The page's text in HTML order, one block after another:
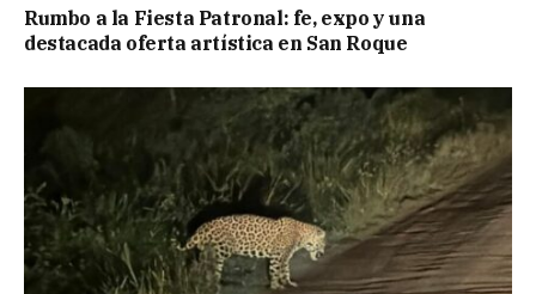
Rumbo a la Fiesta Patronal: fe, expo y una
destacada oferta artística en San Roque